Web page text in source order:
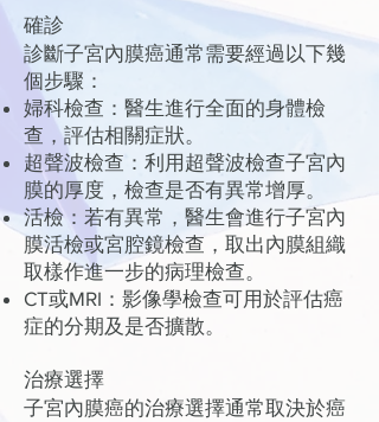
確診
診斷子宮內膜癌通常需要經過以下幾
個步驟：
婦科檢查：醫生進行全面的身體檢
查，評估相關症狀。
超聲波檢查：利用超聲波檢查子宮內
膜的厚度，檢查是否有異常增厚。
活檢：若有異常，醫生會進行子宮內
膜活檢或宮腔鏡檢查，取出內膜組織
取樣作進一步的病理檢查。
CT或MRI：影像學檢查可用於評估癌
症的分期及是否擴散。
治療選擇
子宮內膜癌的治療選擇通常取決於癌